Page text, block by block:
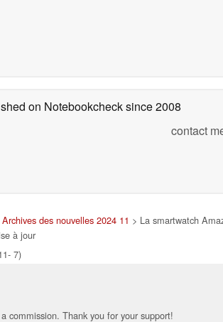
on Notebookchecksince 2008
contact
Archives des nouvelles 2024 11 > La smartwatch
à jour
7)
commission. Thank you for your support!